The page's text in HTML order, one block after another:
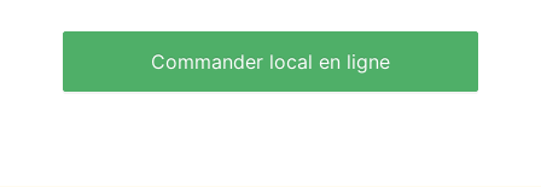
Commander local en ligne